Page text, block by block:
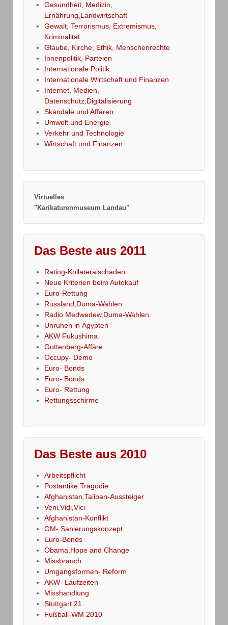
Gesundheit, Medizin,
Ernährung,Landwirtschaft
Gewalt, Terrorismus, Extremismus,
Kriminalität
Glaube, Kirche, Ethik, Menschenrechte
Innenpolitik, Parteien
Internationale Politik
Internationale Wirtschaft und Finanzen
Internet, Medien,
Datenschutz,Digitalisierung
Skandale und Affären
Umwelt und Energie
Verkehr und Technologie
Wirtschaft und Finanzen
Virtuelles
"Karikaturenmuseum Landau"
Das Beste aus 2011
Rating-Kollateralschaden
Neue Kriterien beim Autokauf
Euro-Rettung
Russland,Duma-Wahlen
Radio Medwedew,Duma-Wahlen
Unruhen in Ägypten
AKW Fukushima
Guttenberg-Affäre
Occupy- Demo
Euro- Bonds
Euro- Bonds
Euro- Rettung
Rettungsschirme
Das Beste aus 2010
Arbeitspflicht
Postantike Tragödie
Afghanistan,Taliban-Aussteiger
Veni,Vidi,Vici
Afghanistan-Konflikt
GM- Sanierungskonzept
Euro-Bonds
Obama,Hope and Change
Missbrauch
Umgangsformen- Reform
AKW- Laufzeiten
Misshandlung
Stuttgart 21
Fußball-WM 2010